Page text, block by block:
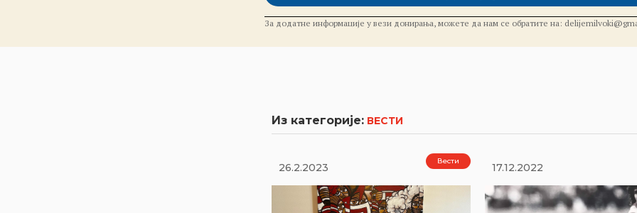
За додатне информације у вези донирања, можете да нам се обратите на:
Из категорије: ВЕСТИ
26.2.2023
Вести
17.12.2022